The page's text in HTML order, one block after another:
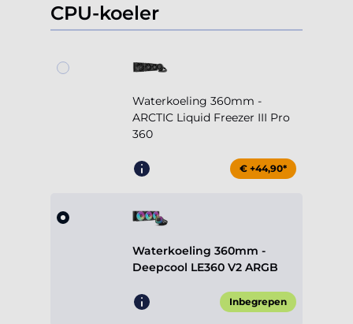
CPU-koeler
Waterkoeling 360mm -
ARCTIC Liquid Freezer III Pro
360
€ +44,90*
Waterkoeling 360mm -
Deepcool LE360 V2 ARGB
Inbegrepen